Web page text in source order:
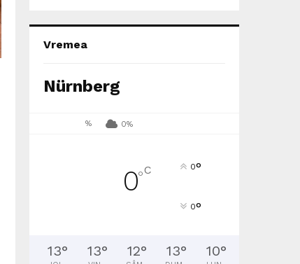
Vremea
Nürnberg
% 0%
0°C 0°
0°
13° 13° 12° 13° 10°